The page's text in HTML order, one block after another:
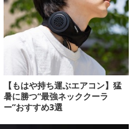
【もはや持ち運ぶエアコン】猛
暑に勝つ“最強ネッククーラ
ー”おすすめ3選